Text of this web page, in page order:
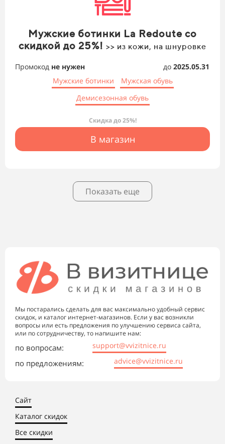
Мужские ботинки La Redoute со
скидкой до 25%! >> из кожи, на шнуровке
Промокод не нужен до 2025.05.31
Мужские ботинки
Мужская обувь
Демисезонная обувь
Скидка до 25%!
В магазин
Показать еще
Мы постарались сделать для вас максимально удобный сервис
скидок, и каталог интернет-магазинов. Если у вас возникли
вопросы или есть предложения по улучшению сервиса сайта,
или по сотрудничеству, то напишите нам:
по вопросам: support@vvizitnice.ru
по предложениям: advice@vvizitnice.ru
Сайт
Каталог скидок
Все скидки